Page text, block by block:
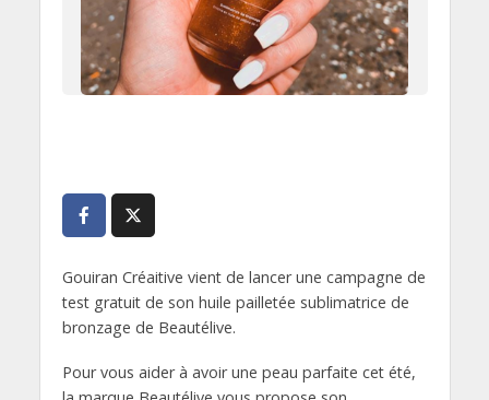
Gouiran Créaitive vient de lancer une campagne de
test gratuit de son huile pailletée sublimatrice de
bronzage de Beautélive.
Pour vous aider à avoir une peau parfaite cet été,